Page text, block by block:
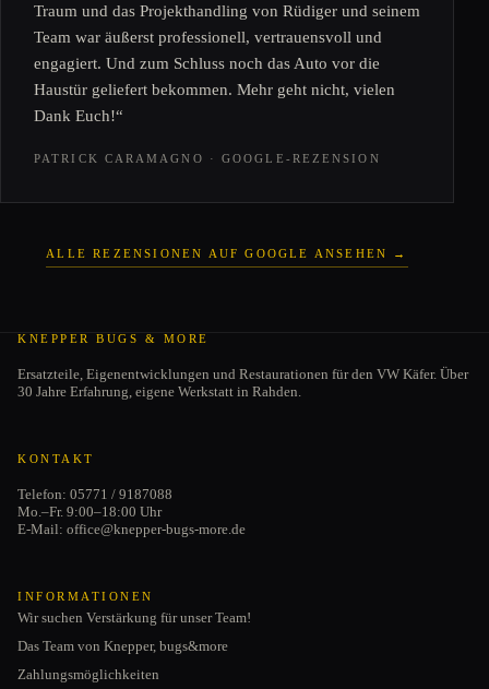
Traum und das Projekthandling von Rüdiger und seinem
Team war äußerst professionell, vertrauensvoll und
engagiert. Und zum Schluss noch das Auto vor die
Haustür geliefert bekommen. Mehr geht nicht, vielen
Dank Euch!“
PATRICK CARAMAGNO · GOOGLE-REZENSION
ALLE REZENSIONEN AUF GOOGLE ANSEHEN →
KNEPPER BUGS & MORE
Ersatzteile, Eigenentwicklungen und Restaurationen für den VW Käfer. Über
30 Jahre Erfahrung, eigene Werkstatt in Rahden.
KONTAKT
Telefon: 05771 / 9187088
Mo.–Fr. 9:00–18:00 Uhr
E-Mail: office@knepper-bugs-more.de
INFORMATIONEN
Wir suchen Verstärkung für unser Team!
Das Team von Knepper, bugs&more
Zahlungsmöglichkeiten